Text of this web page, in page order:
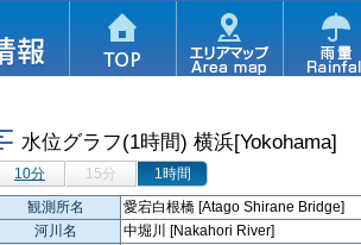
水位グラフ(1時間) 横浜[Yokohama]
10分 15分 1時間
観測所名
愛宕白根橋 [Atago Shirane Bridge]
河川名
中堀川 [Nakahori River]